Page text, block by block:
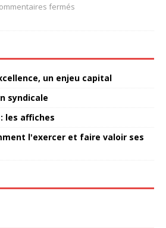
fermés
un enjeu capital
syndicale
les affiches
l'exercer et faire valoir ses